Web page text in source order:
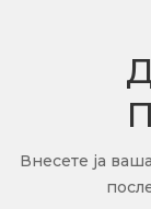
Внесете ја